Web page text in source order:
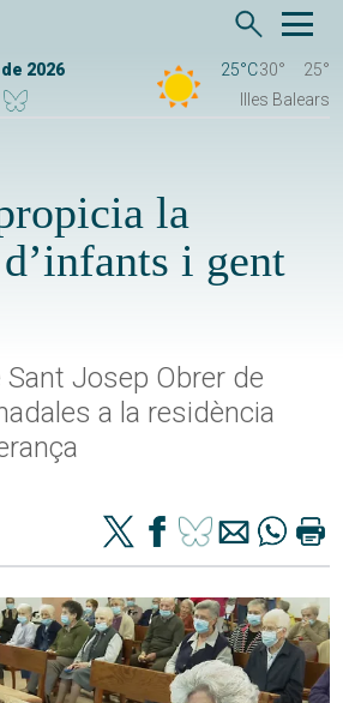
2026 25°C30°
25°
Illes Balears
la
i gent
Josep Obrer de
a la residència